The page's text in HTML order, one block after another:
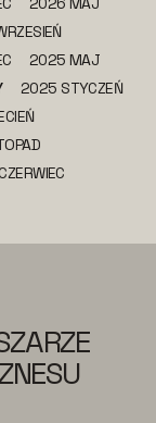
2025 MAJ
2025 STYCZEŃ